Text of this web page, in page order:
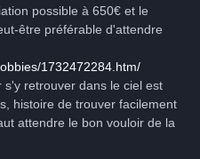
possible à 650€ et le
être préférable d'attendre
1732472284.htm/
retrouver dans le ciel est
histoire de trouver facilement
attendre le bon vouloir de la